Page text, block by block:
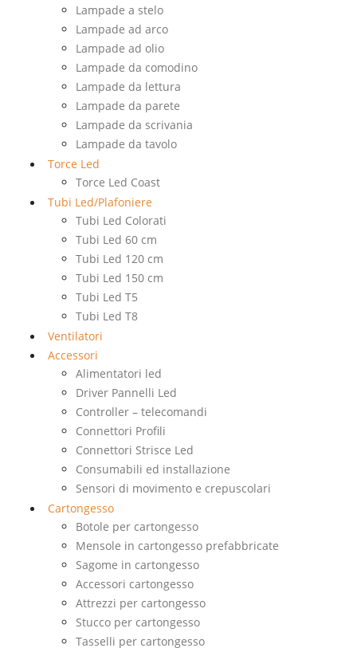
Lampade a stelo
Lampade ad arco
Lampade ad olio
Lampade da comodino
Lampade da lettura
Lampade da parete
Lampade da scrivania
Lampade da tavolo
Torce Led
Torce Led Coast
Tubi Led/Plafoniere
Tubi Led Colorati
Tubi Led 60 cm
Tubi Led 120 cm
Tubi Led 150 cm
Tubi Led T5
Tubi Led T8
Ventilatori
Accessori
Alimentatori led
Driver Pannelli Led
Controller – telecomandi
Connettori Profili
Connettori Strisce Led
Consumabili ed installazione
Sensori di movimento e crepuscolari
Cartongesso
Botole per cartongesso
Mensole in cartongesso prefabbricate
Sagome in cartongesso
Accessori cartongesso
Attrezzi per cartongesso
Stucco per cartongesso
Tasselli per cartongesso